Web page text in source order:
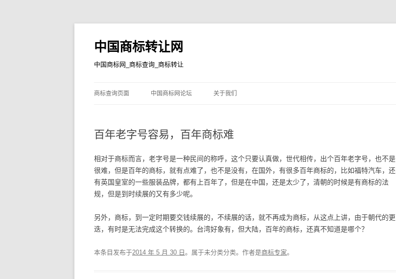
中国商标转让网
中国商标网_商标查询_商标转让
商标查询页面 中国商标网论坛 关于我们
百年老字号容易，百年商标难
相对于商标而言，老字号是一种民间的称呼，这个只要认真做，世代相传，出个百年老字号，也不是
很难，但是百年的商标，就有点难了，也不是没有，在国外，有很多百年商标的，比如福特汽车，还
有英国皇室的一些服装品牌，都有上百年了，但是在中国，还是太少了，清朝的时候是有商标的法
规，但是到时续展的又有多少呢。
另外，商标，到一定时期要交钱续展的，不续展的话，就不再成为商标，从这点上讲，由于朝代的更
迭，有时是无法完成这个转换的。台湾好象有，但大陆，百年的商标，还真不知道是哪个？
本条目发布于2014 年 5 月 30 日 。属于未分类分类。 作者是商标专家。